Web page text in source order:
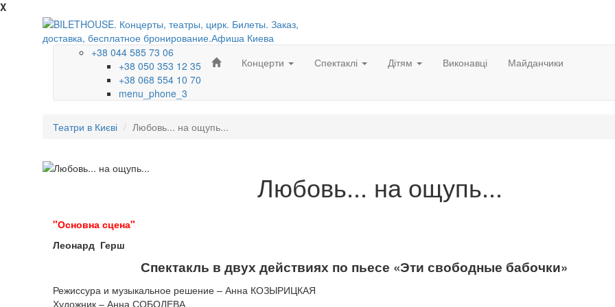
X
+38 044 585 73 06
+38 050 353 12 35
+38 068 554 10 70
menu_phone_3
Концерти Спектаклі Дітям Виконавці Майданчики
Театри в Києві Любовь... на ощупь...
Любовь... на ощупь...
"Основна сцена"
Леонард Герш
Спектакль в двух действиях по пьесе «Эти свободные бабочки»
Режиссура и музыкальное решение – Анна КОЗЫРИЦКАЯ
Художник – Анна СОБОЛЕВА